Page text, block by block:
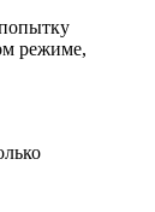
режиме,